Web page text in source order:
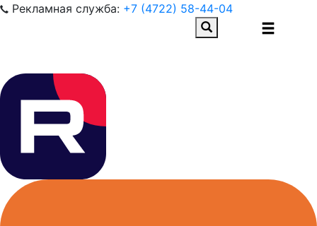
Рекламная служба: +7 (4722) 58-44-04